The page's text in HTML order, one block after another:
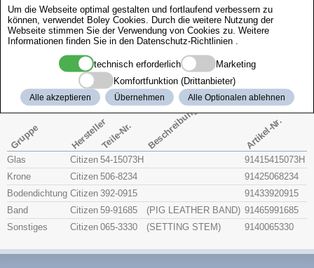
TAG Heuer
Tissot
Zenith
Citizen 4-295871
Gruppe HerstellerTeile-Nr. Beschreibung Artikel-Nr.
Glas Citizen 54-15073H
91415415073H
Krone
Citizen 506-8234
91425068234
Bodendichtung Citizen 392-0915
91433920915
Band
Citizen 59-91685 (PIG LEATHER BAND) 91465991685
Sonstiges
Citizen 065-3330 (SETTING STEM) 9140065330
Um die Webseite optimal gestalten und fortlaufend verbessern zu
können, verwendet Boley Cookies. Durch die weitere Nutzung der
Webseite stimmen Sie der Verwendung von Cookies zu. Weitere
Informationen finden Sie in den Datenschutz-Richtlinien
technisch erforderlich
Marketing
Komfortfunktion (Drittanbieter)
Alle akzeptieren Übernehmen Alle Optionalen ablehnen